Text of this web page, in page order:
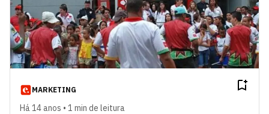
MARKETING
Há 14 anos • 1 min de leitura